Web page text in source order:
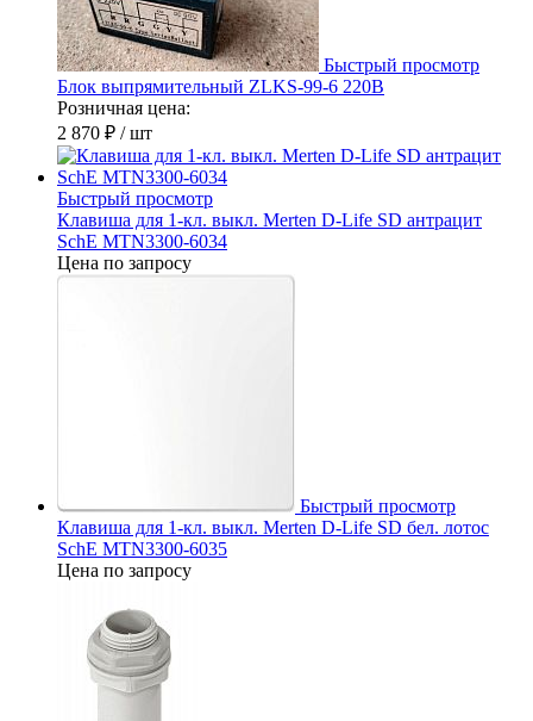
Быстрый просмотр
Блок выпрямительный ZLKS-99-6 220В
Розничная цена:
2 870 ₽ / шт
Быстрый просмотр
Клавиша для 1-кл. выкл. Merten D-Life SD антрацит
SchE MTN3300-6034
Цена по запросу
Быстрый просмотр
Клавиша для 1-кл. выкл. Merten D-Life SD бел. лотос
SchE MTN3300-6035
Цена по запросу